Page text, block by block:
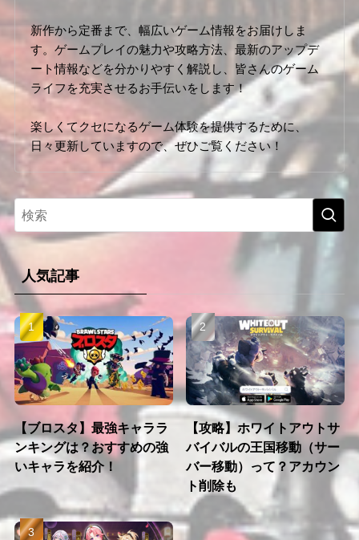
新作から定番まで、幅広いゲーム情報をお届けしま
す。ゲームプレイの魅力や攻略方法、最新のアップデ
ート情報などを分かりやすく解説し、皆さんのゲーム
ライフを充実させるお手伝いをします！
楽しくてクセになるゲーム体験を提供するために、
日々更新していますので、ぜひご覧ください！
人気記事
【ブロスタ】最強キャララ
ンキングは？おすすめの強
いキャラを紹介！
【攻略】ホワイトアウトサ
バイバルの王国移動（サー
バー移動）って？アカウン
ト削除も